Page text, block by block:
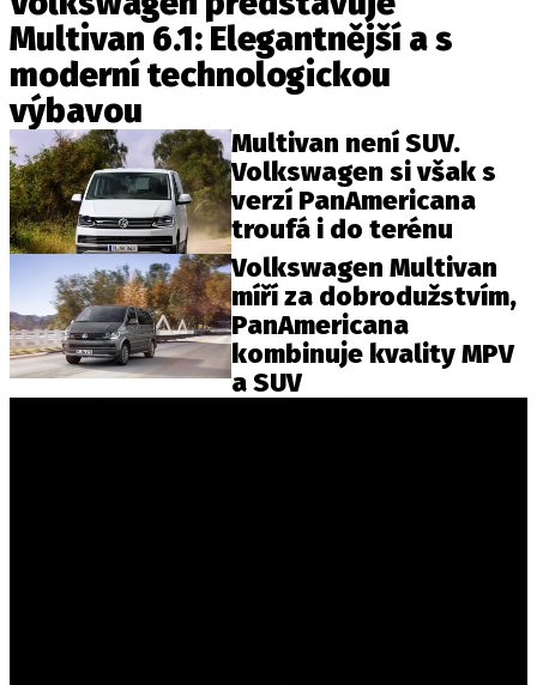
Provozovatelem serveru autoroad.cz je
INCORP MEDIA GROUP s.r.o., IČ: 118 23 054
Multivan 6.1: Elegantnější a s
moderní technologickou
výbavou
Multivan není SUV.
Volkswagen si však s
verzí PanAmericana
troufá i do terénu
Volkswagen Multivan
míří za dobrodužstvím,
PanAmericana
kombinuje kvality MPV
a SUV